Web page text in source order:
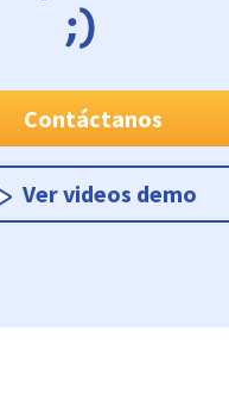
Contáctanos
Ver videos demo